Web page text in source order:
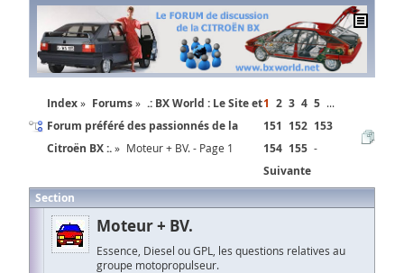
Index Forums
.: BX World : Le Site et
Forum préféré des passionnés de la
Citroën BX :.
Moteur + BV. - Page 1
1 2 3 4 5 ...
151 152 153
154 155
Suivante
Section
Moteur + BV.
Essence, Diesel ou GPL, les questions relatives au
groupe motopropulseur.